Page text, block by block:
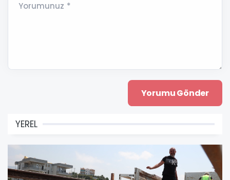
Yorumunuz *
YEREL